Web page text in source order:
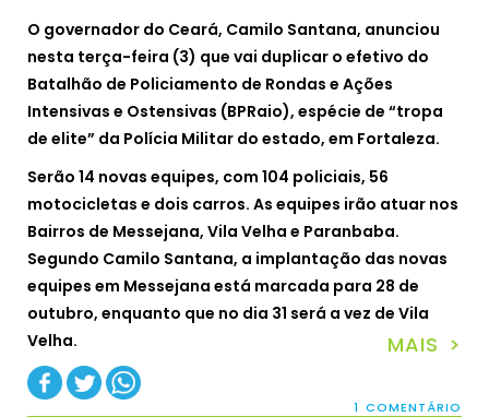
O governador do Ceará, Camilo Santana, anunciou
nesta terça-feira (3) que vai duplicar o efetivo do
Batalhão de Policiamento de Rondas e Ações
Intensivas e Ostensivas (BPRaio), espécie de “tropa
de elite” da Polícia Militar do estado, em Fortaleza.
Serão 14 novas equipes, com 104 policiais, 56
motocicletas e dois carros. As equipes irão atuar nos
Bairros de Messejana, Vila Velha e Paranbaba.
Segundo Camilo Santana, a implantação das novas
equipes em Messejana está marcada para 28 de
outubro, enquanto que no dia 31 será a vez de Vila
Velha.
MAIS >
1 COMENTÁRIO